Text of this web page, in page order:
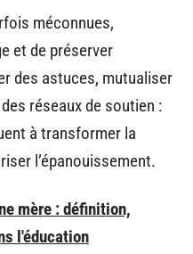
méconnues,
et de préserver
des astuces, mutualiser
réseaux de soutien :
à transformer la
l’épanouissement.
mère : définition,
l'éducation